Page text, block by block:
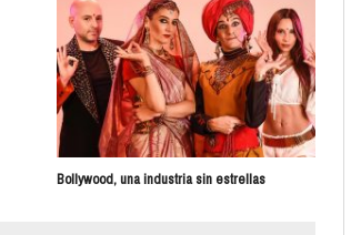
Bollywood, una industria sin estrellas